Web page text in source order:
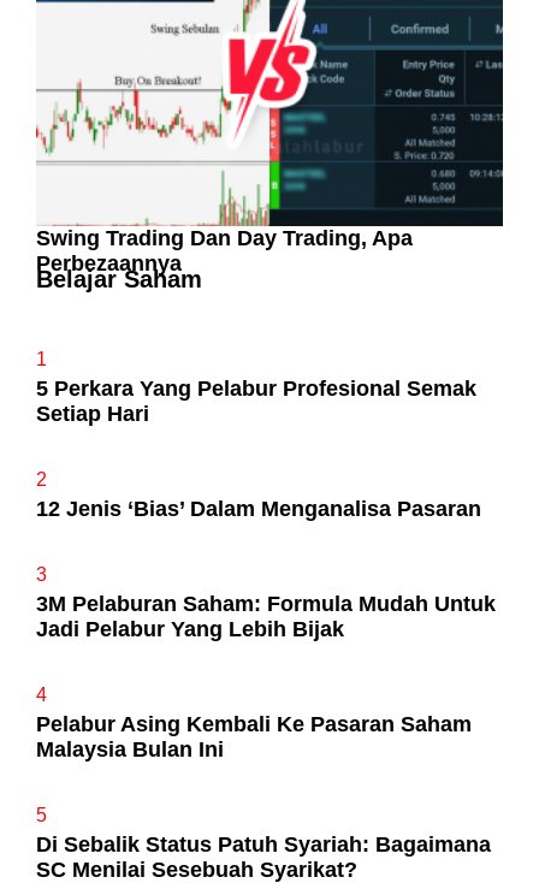
Swing Trading Dan Day Trading, Apa
Perbezaannya
Belajar Saham
1
5 Perkara Yang Pelabur Profesional Semak
Setiap Hari
2
12 Jenis ‘Bias’ Dalam Menganalisa Pasaran
3
3M Pelaburan Saham: Formula Mudah Untuk
Jadi Pelabur Yang Lebih Bijak
4
Pelabur Asing Kembali Ke Pasaran Saham
Malaysia Bulan Ini
5
Di Sebalik Status Patuh Syariah: Bagaimana
SC Menilai Sesebuah Syarikat?